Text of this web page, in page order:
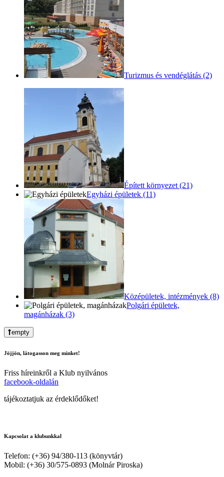
Turizmus és vendéglátás (2)
Épített környezet (21)
Egyházi épületek (11)
Középületek, intézmények (8)
Polgári épületek,
magánházak (3)
empty
Jöjjön, látogasson meg minket!
Friss híreinkről a Klub nyilvános
facebook-oldalán
tájékoztatjuk az érdeklődőket!
Kapcsolat a klubunkkal
Telefon: (+36) 94/380-113 (könyvtár)
Mobil: (+36) 30/575-0893 (Molnár Piroska)